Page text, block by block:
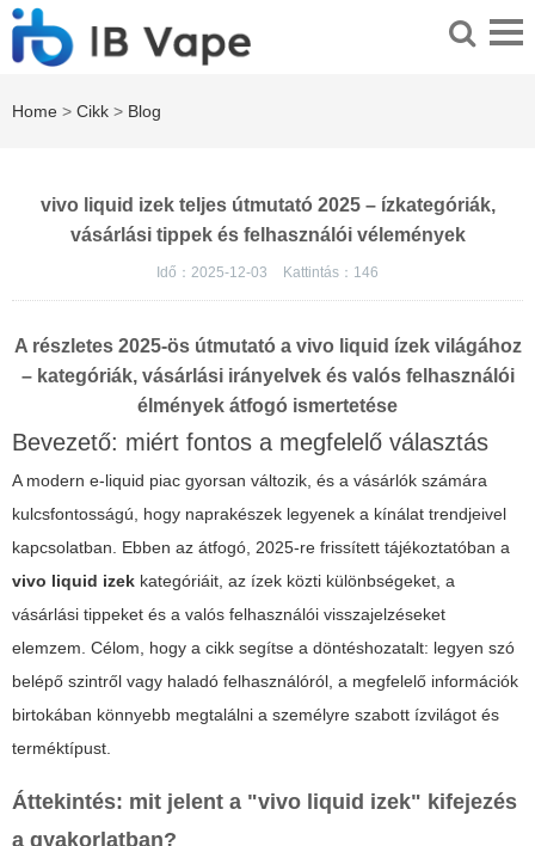
Home > Cikk > Blog
vivo liquid izek teljes útmutató 2025 – ízkategóriák,
vásárlási tippek és felhasználói vélemények
Idő：2025-12-03 Kattintás： 146
A részletes 2025-ös útmutató a vivo liquid ízek világához
– kategóriák, vásárlási irányelvek és valós felhasználói
élmények átfogó ismertetése
Bevezető: miért fontos a megfelelő választás
A modern e-liquid piac gyorsan változik, és a vásárlók számára
kulcsfontosságú, hogy naprakészek legyenek a kínálat trendjeivel
kapcsolatban. Ebben az átfogó, 2025-re frissített tájékoztatóban a
vivo liquid izek kategóriáit, az ízek közti különbségeket, a
vásárlási tippeket és a valós felhasználói visszajelzéseket
elemzem. Célom, hogy a cikk segítse a döntéshozatalt: legyen szó
belépő szintről vagy haladó felhasználóról, a megfelelő információk
birtokában könnyebb megtalálni a személyre szabott ízvilágot és
terméktípust.
Áttekintés: mit jelent a "vivo liquid izek" kifejezés
a gyakorlatban?